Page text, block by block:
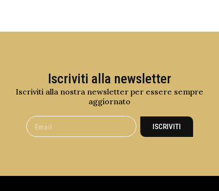
Iscriviti alla newsletter
Iscriviti alla nostra newsletter per essere sempre
aggiornato
ISCRIVITI